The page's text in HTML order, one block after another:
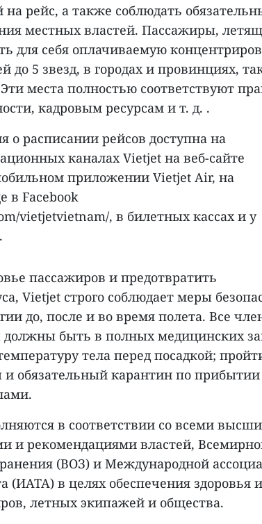
рейс, а также соблюдать
местных властей. Пассажиры,
для себя оплачиваемую
до 5 звезд, в городах и провинциях,
места полностью соответствуют
кадровым ресурсам и т. д. .
о расписании рейсов доступна на
каналах Vietjet на веб-сайте
приложении Vietjet Air, на
в Facebook
vietjetvietnam/, в билетных кассах и у
пассажиров и предотвратить
Vietjet строго соблюдает меры
до, после и во время полета. Все
быть в полных медицинских
тела перед посадкой;
обязательный карантин по прибытии
в соответствии со всеми
и рекомендациями властей,
(ВОЗ) и Международной
(ИАТА) в целях обеспечения здоровья и
летных экипажей и общества.